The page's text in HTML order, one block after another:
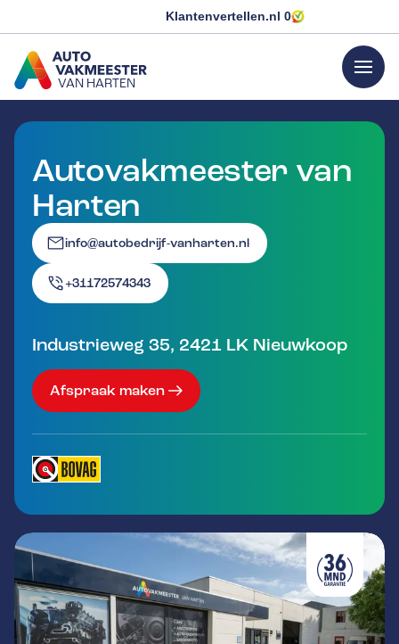
Klantenvertellen.nl 0
VAN HARTEN
GA NAAR DE HOMEPAGINA
menu
Autovakmeester van
Harten
info@autobedrijf-vanharten.nl
+31172574343
Industrieweg 35, 2421 LK Nieuwkoop
Afspraak maken